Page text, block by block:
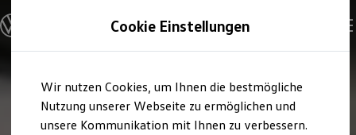
Hauptinhalt
springen
Footer
springen
Modelle und Konfigurator
Konfigurator
Modelle vergleichen
Elektroautos
ENERGY Sondermodelle
Nutzfahrzeuge
Cookie Einstellungen
Wir nutzen Cookies, um Ihnen die bestmögliche
Nutzung unserer Webseite zu ermöglichen und
unsere Kommunikation mit Ihnen zu verbessern.